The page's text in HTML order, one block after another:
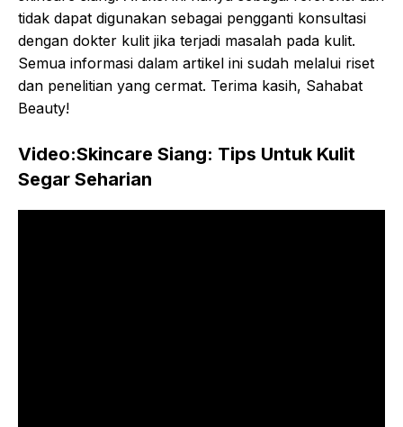
tidak dapat digunakan sebagai pengganti konsultasi
dengan dokter kulit jika terjadi masalah pada kulit.
Semua informasi dalam artikel ini sudah melalui riset
dan penelitian yang cermat. Terima kasih, Sahabat
Beauty!
Video:Skincare Siang: Tips Untuk Kulit
Segar Seharian